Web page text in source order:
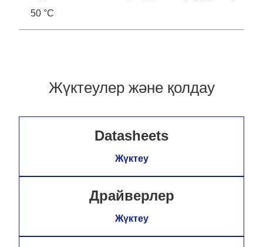
50 °C
Жүктеулер және қолдау
Datasheets
Жүктеу
Драйверлер
Жүктеу